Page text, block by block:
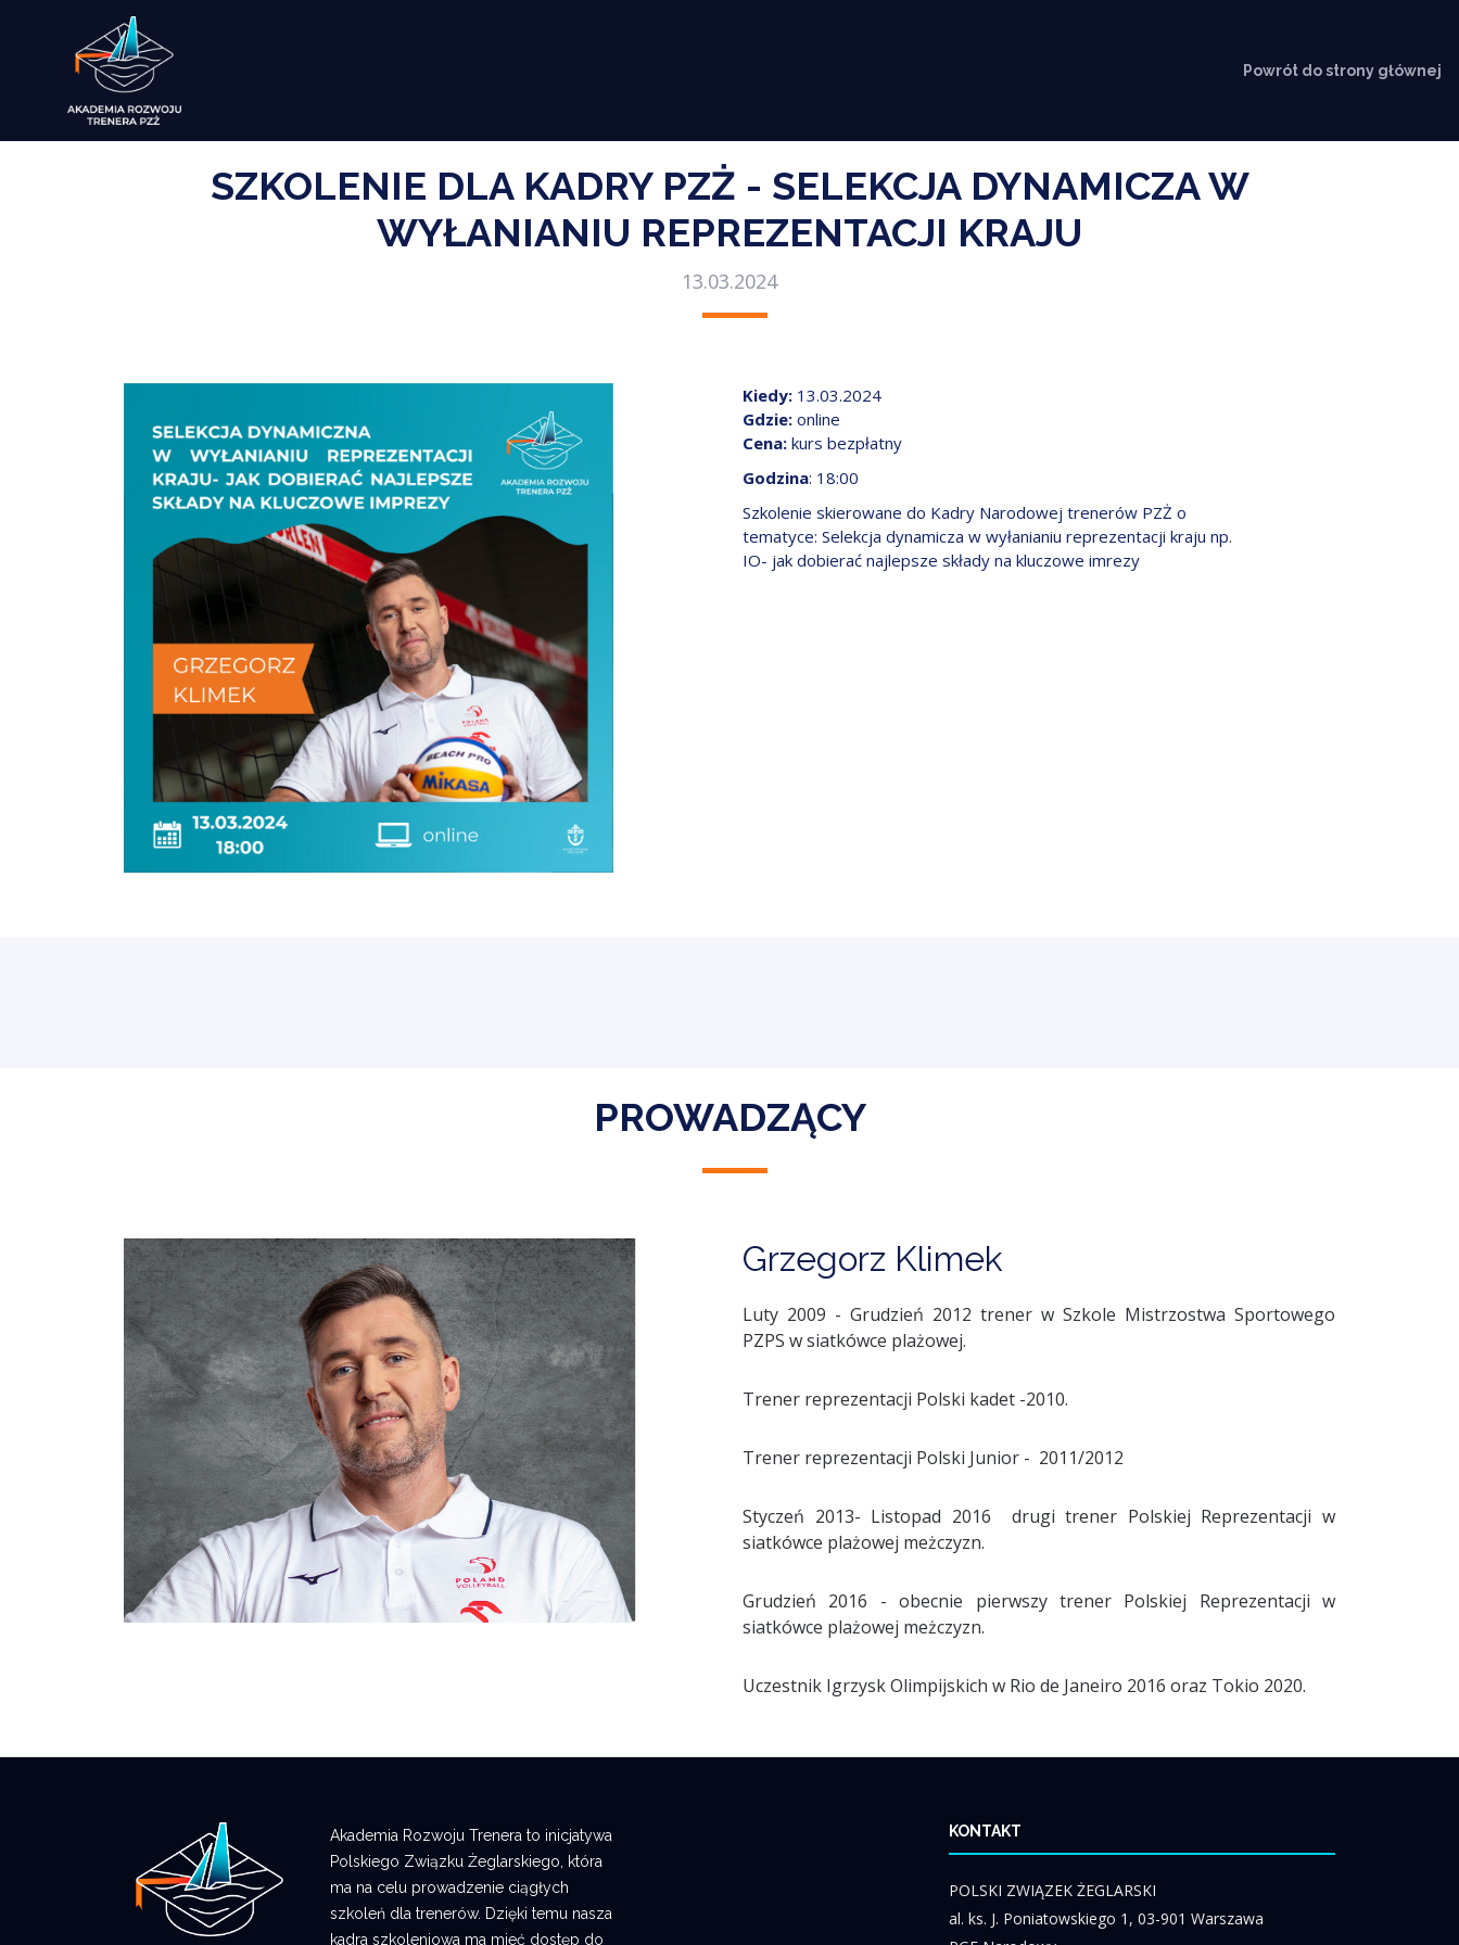
Powrót do strony głównej
SZKOLENIE DLA KADRY PZŻ - SELEKCJA DYNAMICZA W
WYŁANIANIU REPREZENTACJI KRAJU
13.03.2024
Kiedy: 13.03.2024
Gdzie: online
Cena: kurs bezpłatny
Godzina: 18:00
Szkolenie skierowane do Kadry Narodowej trenerów PZŻ o
tematyce: Selekcja dynamicza w wyłanianiu reprezentacji kraju np.
IO- jak dobierać najlepsze składy na kluczowe imrezy
PROWADZĄCY
Grzegorz Klimek
Luty 2009 - Grudzień 2012 trener w Szkole Mistrzostwa Sportowego
PZPS w siatkówce plażowej.
Trener reprezentacji Polski kadet -2010.
Trener reprezentacji Polski Junior - 2011/2012
Styczeń 2013- Listopad 2016 drugi trener Polskiej Reprezentacji w
siatkówce plażowej meżczyzn.
Grudzień 2016 - obecnie pierwszy trener Polskiej Reprezentacji w
siatkówce plażowej meżczyzn.
Uczestnik Igrzysk Olimpijskich w Rio de Janeiro 2016 oraz Tokio 2020.
Akademia Rozwoju Trenera to inicjatywa
Polskiego Związku Żeglarskiego, która
ma na celu prowadzenie ciągłych
szkoleń dla trenerów. Dzięki temu nasza
kadra szkoleniowa ma mieć dostęp do
KONTAKT
POLSKI ZWIĄZEK ŻEGLARSKI
al. ks. J. Poniatowskiego 1, 03-901 Warszawa